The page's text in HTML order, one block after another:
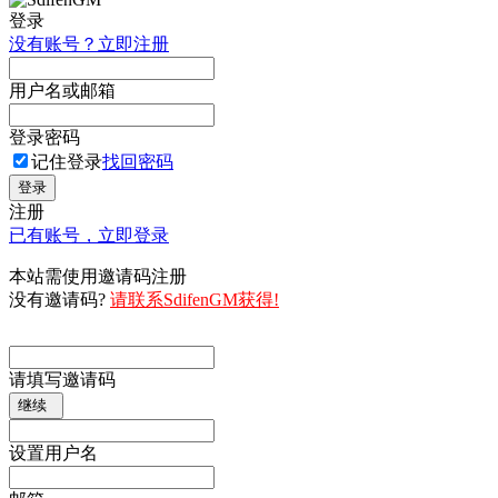
登录
没有账号？立即注册
用户名或邮箱
登录密码
记住登录找回密码
登录
注册
已有账号，立即登录
本站需使用邀请码注册
没有邀请码? 请联系SdifenGM获得!
请填写邀请码
继续
设置用户名